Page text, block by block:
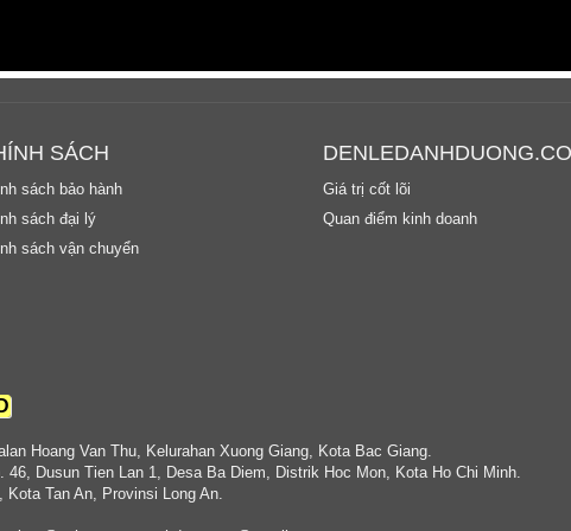
SÁCH
sách bảo hành
sách đại lý
sách vận chuyển
Giá trị cốt lõi
Quan điểm kinh doanh
Hoang Van Thu, Kelurahan Xuong Giang, Kota Bac Giang.
Dusun Tien Lan 1, Desa Ba Diem, Distrik Hoc Mon, Kota Ho Chi Minh.
Kota Tan An, Provinsi Long An.